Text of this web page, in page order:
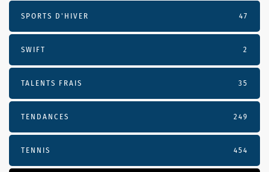
SPORTS D'HIVER 47
SWIFT 2
TALENTS FRAIS 35
TENDANCES 249
TENNIS 454